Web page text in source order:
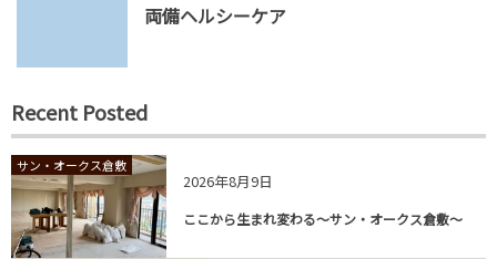
両備ヘルシーケア
Recent Posted
サン・オークス倉敷
2026年8月9日
ここから生まれ変わる～サン・オークス倉敷～